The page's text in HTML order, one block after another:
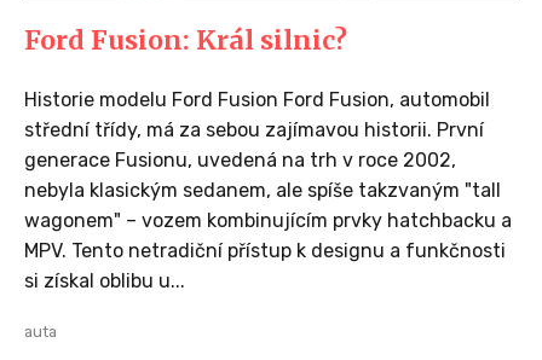
Ford Fusion: Král silnic?
Historie modelu Ford Fusion Ford Fusion, automobil
střední třídy, má za sebou zajímavou historii. První
generace Fusionu, uvedená na trh v roce 2002,
nebyla klasickým sedanem, ale spíše takzvaným "tall
wagonem" – vozem kombinujícím prvky hatchbacku a
MPV. Tento netradiční přístup k designu a funkčnosti
si získal oblibu u...
auta